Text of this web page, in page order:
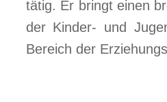
tätig. Er bringt einen
der Kinder- und
Bereich der